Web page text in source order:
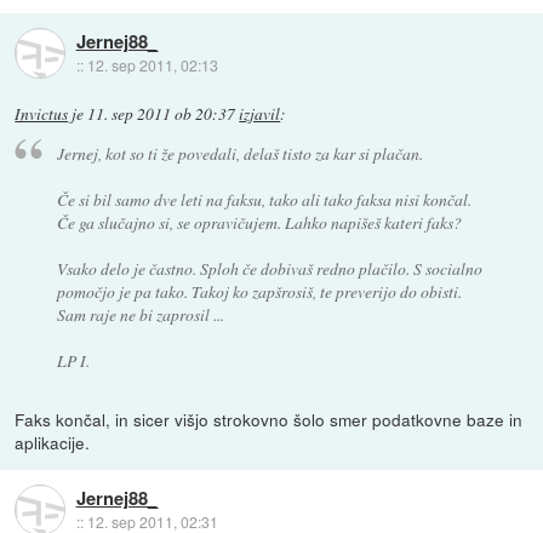
Jernej88_
:: 12. sep 2011, 02:13
Invictus je 11. sep 2011 ob 20:37izjavil:
Jernej, kot so ti že povedali, delaš tisto za kar si plačan.
Če si bil samo dve leti na faksu, tako ali tako faksa nisi končal.
Če ga slučajno si, se opravičujem. Lahko napišeš kateri faks?
Vsako delo je častno. Sploh če dobivaš redno plačilo. S socialno
pomočjo je pa tako. Takoj ko zapšrosiš, te preverijo do obisti.
Sam raje ne bi zaprosil ...
LP I.
Faks končal, in sicer višjo strokovno šolo smer podatkovne baze in
aplikacije.
Jernej88_
:: 12. sep 2011, 02:31